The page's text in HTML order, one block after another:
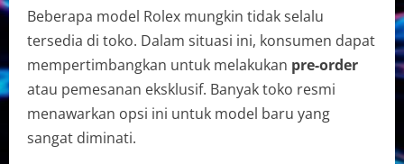
Beberapa model Rolex mungkin tidak selalu
tersedia di toko. Dalam situasi ini, konsumen dapat
mempertimbangkan untuk melakukan pre-order
atau pemesanan eksklusif. Banyak toko resmi
menawarkan opsi ini untuk model baru yang
sangat diminati.